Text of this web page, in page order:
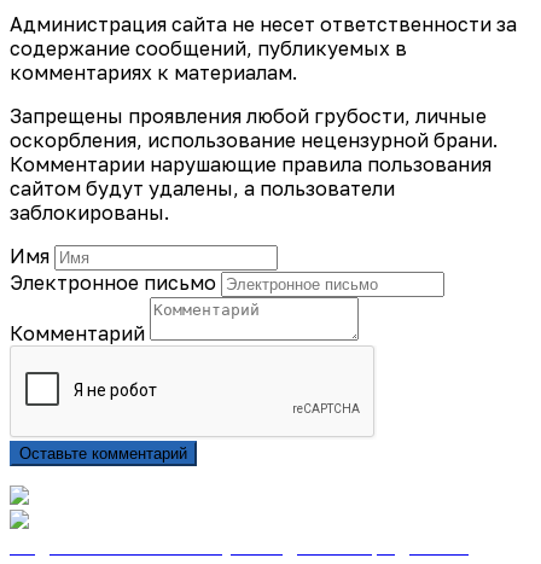
Администрация сайта не несет ответственности за
содержание сообщений, публикуемых в
комментариях к материалам.
Запрещены проявления любой грубости, личные
оскорбления, использование нецензурной брани.
Комментарии нарушающие правила пользования
сайтом будут удалены, а пользователи
заблокированы.
Имя
Электронное письмо
Комментарий
Оставьте комментарий